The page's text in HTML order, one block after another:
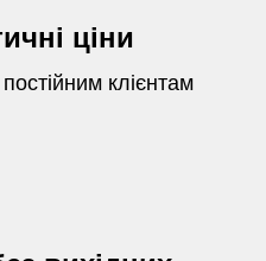
ціни
клієнтам